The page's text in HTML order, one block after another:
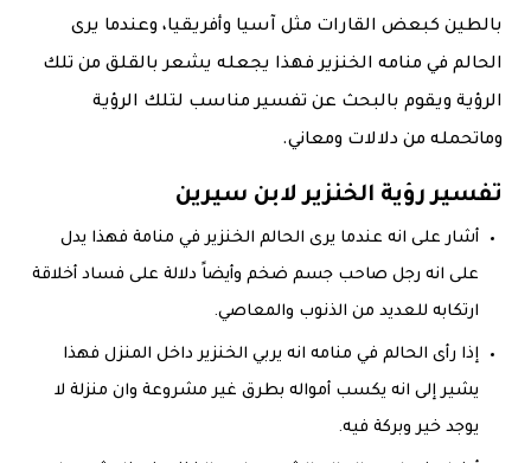
بالطين كبعض القارات مثل آسيا وأفريقيا، وعندما يرى
الحالم في منامه الخنزير فهذا يجعله يشعر بالقلق من تلك
الرؤية ويقوم بالبحث عن تفسير مناسب لتلك الرؤية
وماتحمله من دلالات ومعاني.
تفسير رؤية الخنزير لابن سيرين
‏أشار على انه عندما يرى الحالم الخنزير في منامة فهذا يدل
على انه رجل صاحب جسم ضخم وأيضاً دلالة على فساد أخلاقة
ارتكابه للعديد من الذنوب والمعاصي.
‏إذا رأى الحالم في منامه انه يربي الخنزير داخل المنزل فهذا
يشير إلى انه يكسب أمواله بطرق غير مشروعة وان منزلة لا
يوجد خير وبركة فيه.